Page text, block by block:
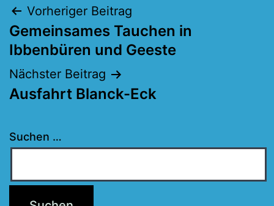
Beitragsnavigation
Vorheriger Beitrag
Gemeinsames Tauchen in
Ibbenbüren und Geeste
Nächster Beitrag
Ausfahrt Blanck-Eck
Suchen …